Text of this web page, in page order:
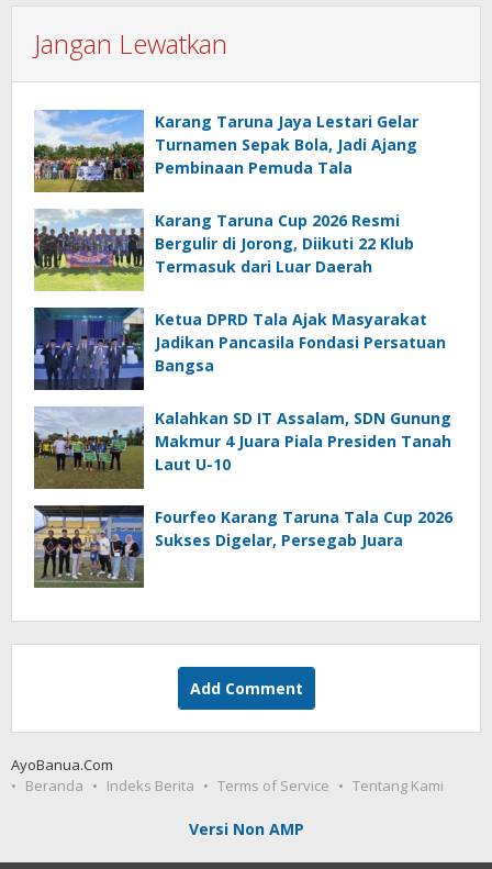
Jangan Lewatkan
Karang Taruna Jaya Lestari Gelar
Turnamen Sepak Bola, Jadi Ajang
Pembinaan Pemuda Tala
Karang Taruna Cup 2026 Resmi
Bergulir di Jorong, Diikuti 22 Klub
Termasuk dari Luar Daerah
Ketua DPRD Tala Ajak Masyarakat
Jadikan Pancasila Fondasi Persatuan
Bangsa
Kalahkan SD IT Assalam, SDN Gunung
Makmur 4 Juara Piala Presiden Tanah
Laut U-10
Fourfeo Karang Taruna Tala Cup 2026
Sukses Digelar, Persegab Juara
Add Comment
AyoBanua.Com
Beranda
Indeks Berita Terms of Service Tentang Kami
Versi Non AMP